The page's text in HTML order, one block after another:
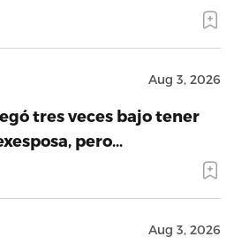
Aug 3, 2026
tres veces bajo tener
pero…
Aug 3, 2026